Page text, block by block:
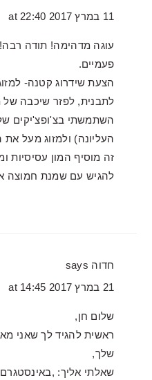
11 במרץ 2017 at 22:40
עוגה מדהימה! תודה
פעמיים.
הצעת שידרוג קטנה-
לתבנית, לפזר שיכבה של
השתמשתי בצ'ופצ'יקים
העליונה) ולמזוג מעל
זה מוסיף המון עסיסיות
להגיש עם שמנת חמוצה
חדוה says
21 במרץ 2017 at 14:45
שלום חן,
ראשית להגיד לך שאני
שלך,
שאלתי אליך: